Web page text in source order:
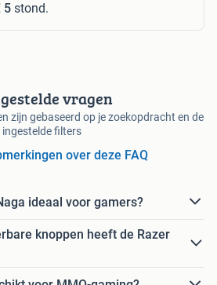
5 stond.
vragen
zijn gebaseerd op je zoekopdracht en de
ingestelde filters
over deze FAQ
ideaal voor gamers?
knoppen heeft de Razer